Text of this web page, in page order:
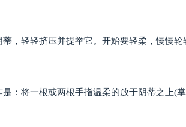
蒂，轻轻挤压并提举它。开始要轻柔，慢慢
：将一根或两根手指温柔的放于阴蒂之上(